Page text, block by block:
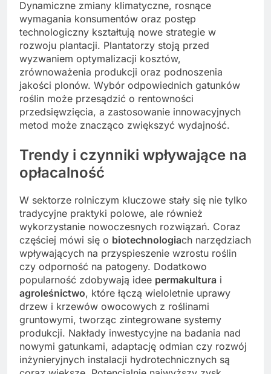
Dynamiczne zmiany klimatyczne, rosnące
wymagania konsumentów oraz postęp
technologiczny kształtują nowe strategie w
rozwoju plantacji. Plantatorzy stoją przed
wyzwaniem optymalizacji kosztów,
zrównoważenia produkcji oraz podnoszenia
jakości plonów. Wybór odpowiednich gatunków
roślin może przesądzić o rentowności
przedsięwzięcia, a zastosowanie innowacyjnych
metod może znacząco zwiększyć wydajność.
Trendy i czynniki wpływające na
opłacalność
W sektorze rolniczym kluczowe stały się nie tylko
tradycyjne praktyki polowe, ale również
wykorzystanie nowoczesnych rozwiązań. Coraz
częściej mówi się o biotechnologiach narzędziach
wpływających na przyspieszenie wzrostu roślin
czy odporność na patogeny. Dodatkowo
popularność zdobywają idee permakultura i
agroleśnictwo, które łączą wieloletnie uprawy
drzew i krzewów owocowych z roślinami
gruntowymi, tworząc zintegrowane systemy
produkcji. Nakłady inwestycyjne na badania nad
nowymi gatunkami, adaptację odmian czy rozwój
inżynieryjnych instalacji hydrotechnicznych są